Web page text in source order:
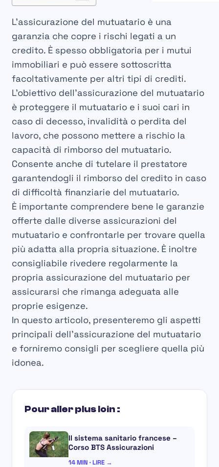
L’assicurazione del mutuatario è una
garanzia che copre i rischi legati a un
credito. È spesso obbligatoria per i mutui
immobiliari e può essere sottoscritta
facoltativamente per altri tipi di crediti.
L’obiettivo dell’assicurazione del mutuatario
è proteggere il mutuatario e i suoi cari in
caso di decesso, invalidità o perdita del
lavoro, che possono mettere a rischio la
capacità di rimborso del mutuatario.
Consente anche di tutelare il prestatore
garantendogli il rimborso del credito in caso
di difficoltà finanziarie del mutuatario.
È importante comprendere bene le garanzie
offerte dalle diverse assicurazioni del
mutuatario e confrontarle per trovare quella
più adatta alla propria situazione. È inoltre
consigliabile rivedere regolarmente la
propria assicurazione del mutuatario per
assicurarsi che rimanga adeguata alle
proprie esigenze.
In questo articolo, presenteremo gli aspetti
principali dell’assicurazione del mutuatario
e forniremo consigli per scegliere quella più
idonea.
Pour aller plus loin :
Il sistema sanitario francese –
Corso BTS Assicurazioni
14 MIN · LIRE →